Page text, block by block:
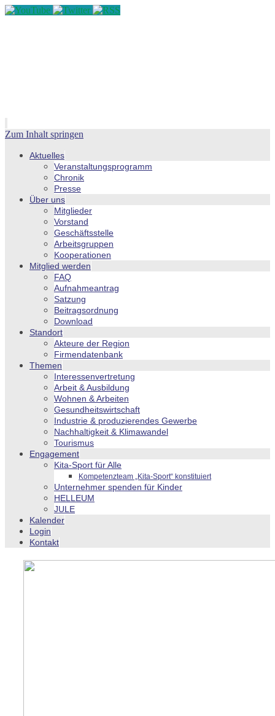
Zum Inhalt springen
Aktuelles
Veranstaltungsprogramm
Chronik
Presse
Über uns
Mitglieder
Vorstand
Geschäftsstelle
Arbeitsgruppen
Kooperationen
Mitglied werden
FAQ
Aufnahmeantrag
Satzung
Beitragsordnung
Download
Standort
Akteure der Region
Firmendatenbank
Themen
Interessenvertretung
Arbeit & Ausbildung
Wohnen & Arbeiten
Gesundheitswirtschaft
Industrie & produzierendes Gewerbe
Nachhaltigkeit & Klimawandel
Tourismus
Engagement
Kita-Sport für Alle
Kompetenzteam „Kita-Sport“ konstituiert
Unternehmer spenden für Kinder
HELLEUM
JULE
Kalender
Login
Kontakt